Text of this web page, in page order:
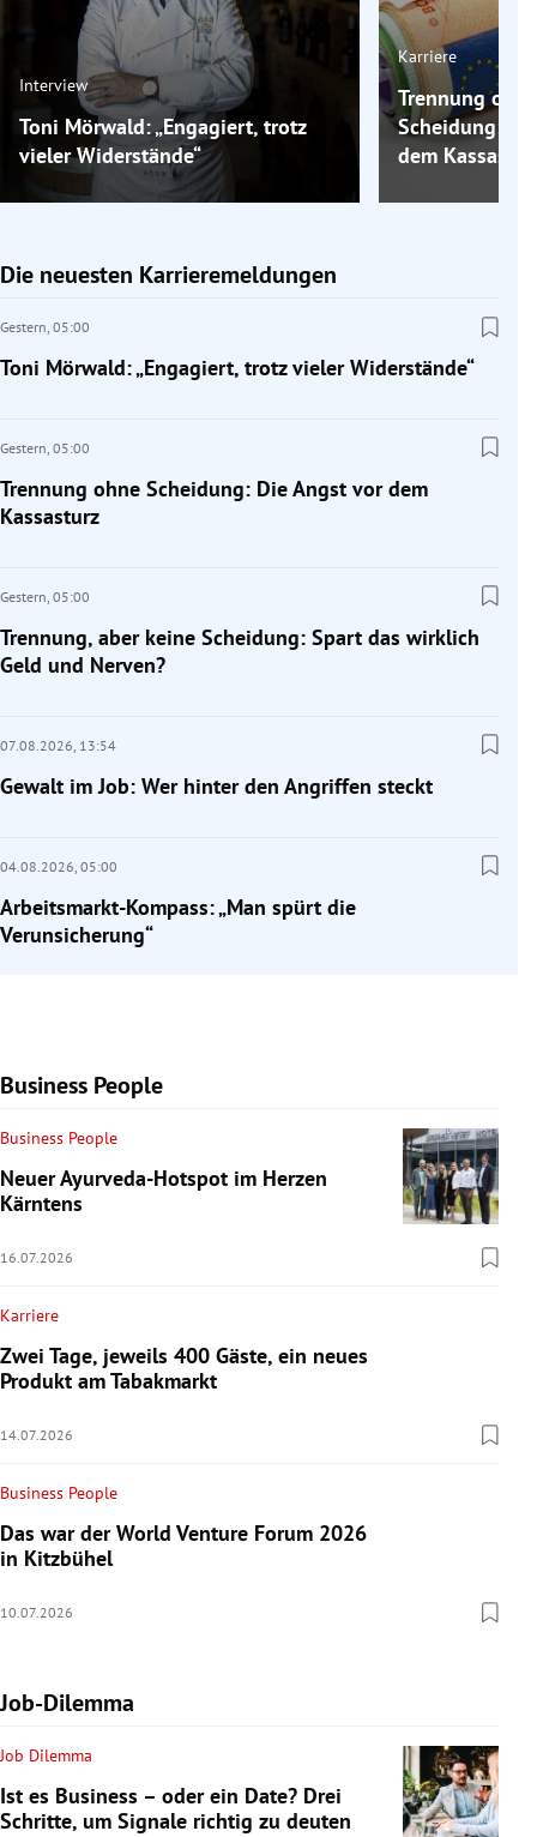
Interview
Toni Mörwald: „Engagiert, trotz
vieler Widerstände“
Karriere
Trennung ohne
Scheidung:
dem
Die neuesten Karrieremeldungen
Gestern, 05:00
Toni Mörwald: „Engagiert, trotz vieler Widerstände“
Gestern, 05:00
Trennung ohne Scheidung: Die Angst vor dem
Kassasturz
Gestern, 05:00
Trennung, aber keine Scheidung: Spart das wirklich
Geld und Nerven?
07.08.2026, 13:54
Gewalt im Job: Wer hinter den Angriffen steckt
04.08.2026, 05:00
Arbeitsmarkt-Kompass: „Man spürt die
Verunsicherung“
Business People
Business People
Neuer Ayurveda-Hotspot im Herzen
Kärntens
16.07.2026
Karriere
Zwei Tage, jeweils 400 Gäste, ein neues
Produkt am Tabakmarkt
14.07.2026
Business People
Das war der World Venture Forum 2026
in Kitzbühel
10.07.2026
Job-Dilemma
Job Dilemma
Ist es Business – oder ein Date? Drei
Schritte, um Signale richtig zu deuten